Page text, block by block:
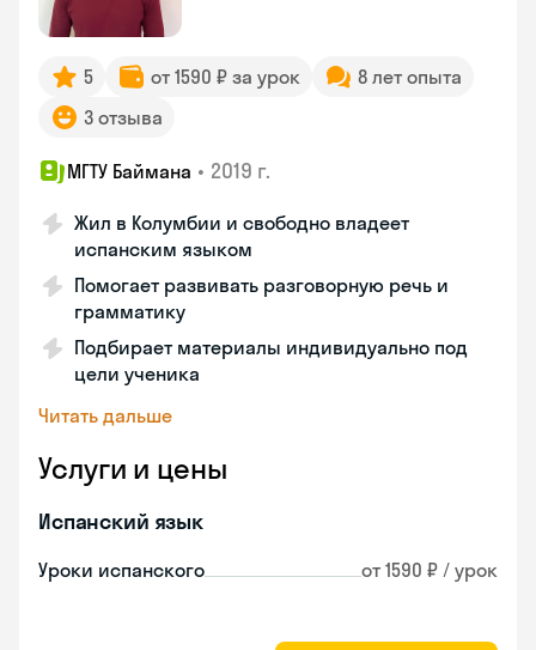
5 от 1590 ₽ за урок
8 лет опыта
3 отзыва
МГТУ Баймана • 2019 г.
Жил в Колумбии и свободно владеет
испанским языком
Помогает развивать разговорную речь и
грамматику
Подбирает материалы индивидуально под
цели ученика
Читать дальше
Услуги и цены
Испанский язык
Уроки испанского от 1590 ₽ / урок